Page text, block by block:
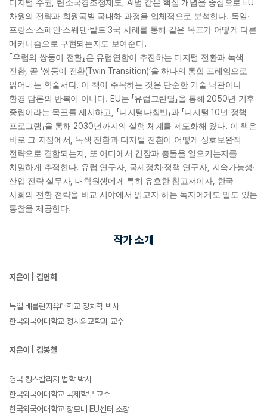
디지털 주권, 탄소국경조정제도, AI 법 같은 핵심 개념을 중심으로 EU
차원의 전략과 회원국별 국내화 과정을 입체적으로 분석한다. 독일 ·
프랑스·스페인·스웨덴·발트3국 사례를 통해 같은 목표가 어떻게 다른
메커니즘으로 구현되는지도 보여준다.
『 유럽의 쌍둥이 전환』은 유럽연합이 추진하는 디지털 전환과 녹색
전환, 곧 ‘쌍둥이 전환(Twin Transition)’을 하나의 통합 프레임으로
읽어내는 학술서다. 이 책이 주목하는 것은 단순한 기술 낙관이나
환경 담론의 반복이 아니다. EU는 「 유럽그린딜 」 을 통해2050년 기후
중립이라는 목표를 제시하고, 「 디지털나침반」과 「 디지털10년 정책
프로그램 」 을 통해2030년까지의 실행 체계를 제도화해 왔다. 이 책은
바로 그 지점에서 , 녹색 전환과 디지털 전환이 어떻게 상호보완적
전략으로 결합되는지 , 또 어디에서 긴장과 충돌을 일으키는지를
치밀하게 추적한다. 유럽 연구자, 국제정치 ·정책 연구자, 지속가능성 ·
산업 전략 실무자,대학원생에게 특히 유효한 참고서이자, 한국
사회의 전환 전략을 비교 시야에서 읽고자 하는 독자에게도 밀도 있는
통찰을 제공한다.
작가 소개
지은이 김면회
독일 베를린자유대학교 정치학 박사
한국외국어대학교 정치외교학과 교수
지은이 김봉철
영국 킹스칼리지 법학 박사
한국외국어대학교 국제학부 교수
한국외국어대학교 장모네 EU센터 소장